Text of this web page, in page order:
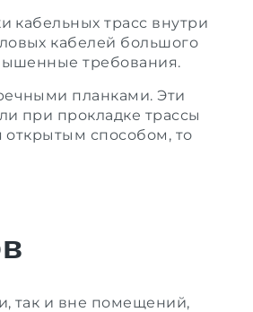
кабельных трасс внутри
кабелей большого
требования.
планками. Эти
при прокладке трассы
открытым способом, то
так и вне помещений,